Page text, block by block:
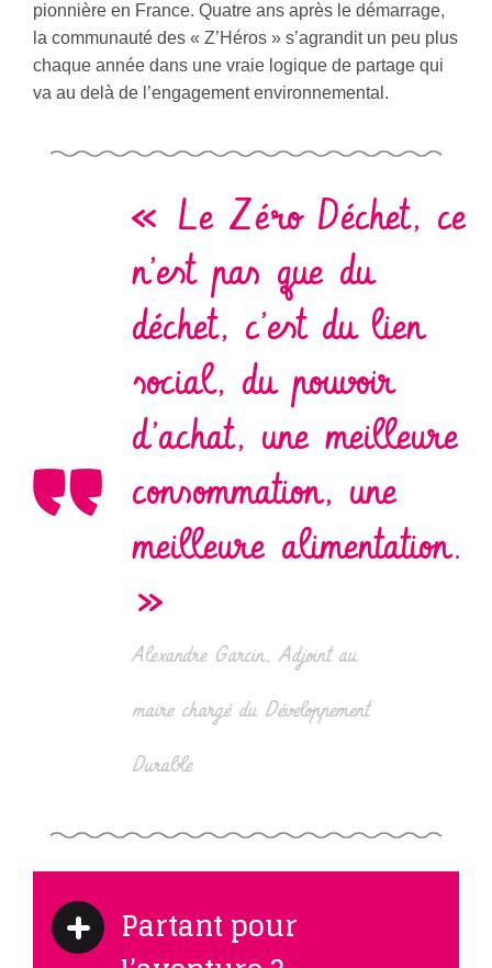
pionnière en France. Quatre ans après le démarrage,
la communauté des « Z’Héros » s’agrandit un peu plus
chaque année dans une vraie logique de partage qui
va au delà de l’engagement environnemental.
« Le Zéro Déchet, ce
n’est pas que du
déchet, c’est du lien
social, du pouvoir
d’achat, une meilleure
consommation, une
meilleure alimentation.
»
Alexandre Garcin, Adjoint au
maire chargé du Développement
Durable
Partant pour